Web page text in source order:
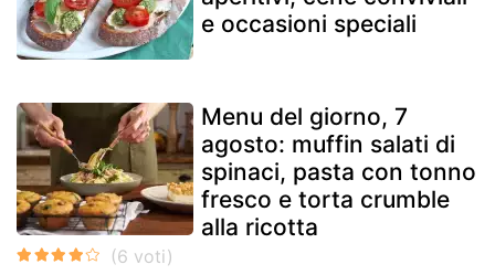
e occasioni speciali
Menu del giorno, 7
agosto: muffin salati di
spinaci, pasta con tonno
fresco e torta crumble
alla ricotta